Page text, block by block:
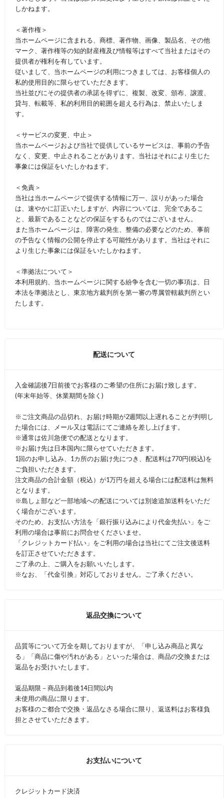
しかねます。
＜著作権＞
当ホームページに含まれる、商標、著作物、画像、製品名、その他
マーク、著作権等の知的財産権及び情報等はすべて当社またはその
提供者が権利を有しています。
従いまして、当ホームページの利用につきましては、お客様個人の
私的使用目的に限らせていただきます。
当社並びにその提供者の承諾を得ずに、複製、改変、頒布、譲渡、
貸与、転載等、私的利用目的範囲を超える行為は、禁止いたしま
す。
＜サービスの変更、中止＞
当ホームページおよび当社で提供しているサービスは、事前の予告
なく、変更、中止されることがあります。当社はそれにより生じた
事象には保証をいたしかねます。
＜免責＞
当社は当ホームページで提供する情報に万一、誤りがあった場合
は、速やかに訂正いたしますが、内容については、完全であるこ
と、最新であることなどの保証をするものではございません。
また当ホームページは、障害の発生、整備の必要などのため、事前
の予告なく情報の公開を停止する可能性があります。当社はそれに
より生じた事象には保証をいたしかねます。
＜準拠法について＞
本利用規約、当ホームページに関する紛争を含む一切の事項は、日
本法を準拠法とし、東京地方裁判所を第一審の専属管轄裁判所とい
たします。
配送について
入金確認後7日前後でお客様のご希望の住所にお届け致します。
(年末年始等、休業期間を除く)
※ご注文商品の品切れ、お届け時期が2週間以上遅れることが判明し
た場合には、メール又は電話にてご連絡を差し上げます。
※通常は佐川急便での配送となります。
※お届け先は日本国内に限らせていただきます。
1回のお申し込み、1カ所のお届け先につき、配送料は770円(税込)を
ご負担いただきます。
注文商品の合計金額（税込）が1万円を超える場合には配送料は無料
となります。
※島しょ部など一部地域への配送については別途追加送料をいただ
く場合がございます。
そのため、お支払い方法を「銀行振り込みにより代金先払い」をご
利用の場合は事前にお問合せくださいませ。
「クレジットカード払い」をご利用の場合は当社にてご注文後送料
を訂正させていただきます。
ご了承の上、ご購入をお願いいたします。
※なお、「代金引換」対応しておりません。ご了承ください。
返品交換について
品質等について万全を期しておりますが、「申し込み商品と異な
る」「商品に傷や汚れがある」といった場合は、商品の交換または
返品をお受けいたします。
返品期限－商品到着後14日間以内
未使用の商品に限ります。
お客様のご都合で交換・返品なさる場合に限り、返送料はお客様負
担とさせていただきます。
お支払いについて
クレジットカード決済